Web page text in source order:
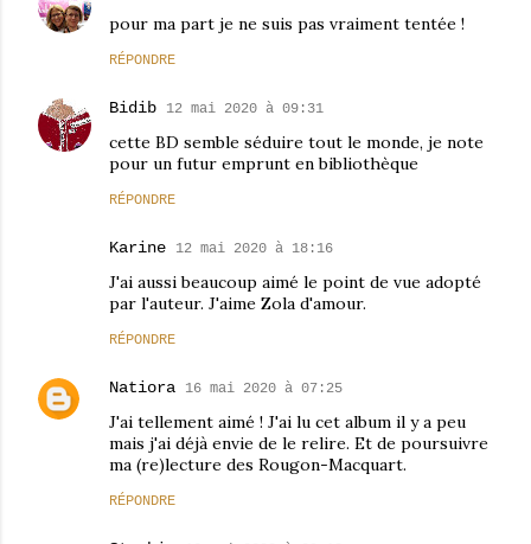
pour ma part je ne suis pas vraiment tentée !
RÉPONDRE
Bidib 12 mai 2020 à 09:31
cette BD semble séduire tout le monde, je note
pour un futur emprunt en bibliothèque
RÉPONDRE
Karine 12 mai 2020 à 18:16
J'ai aussi beaucoup aimé le point de vue adopté
par l'auteur. J'aime Zola d'amour.
RÉPONDRE
Natiora 16 mai 2020 à 07:25
J'ai tellement aimé ! J'ai lu cet album il y a peu
mais j'ai déjà envie de le relire. Et de poursuivre
ma (re)lecture des Rougon-Macquart.
RÉPONDRE